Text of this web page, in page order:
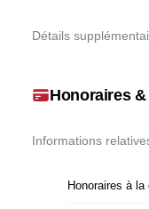
Détails
Honoraires
Informations
Honoraires à la